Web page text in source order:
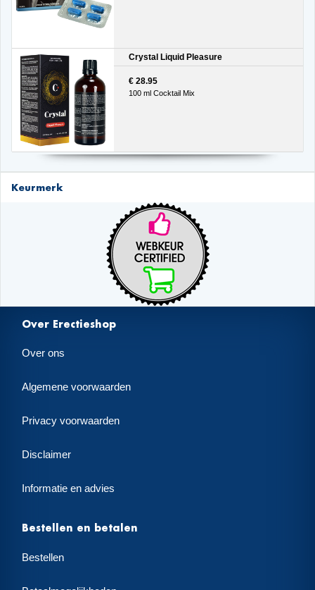
Crystal Liquid Pleasure
€ 28.95
100 ml Cocktail Mix
Keurmerk
Over Erectieshop
Over ons
Algemene voorwaarden
Privacy voorwaarden
Disclaimer
Informatie en advies
Bestellen en betalen
Bestellen